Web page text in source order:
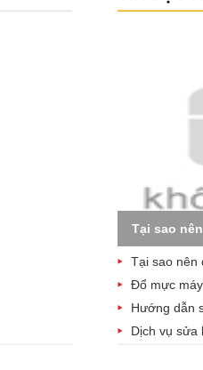
Tại sao
Tại sao nên
Đổ mực
Hướng dẫn
Dịch vụ sửa